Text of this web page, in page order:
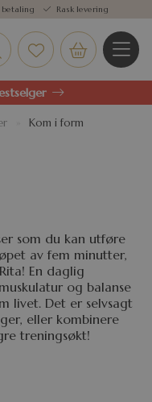
betaling Rask levering
Kom i form
som du kan utføre
av fem minutter,
En daglig
og balanse
livet. Det er selvsagt
eller kombinere
treningsøkt!